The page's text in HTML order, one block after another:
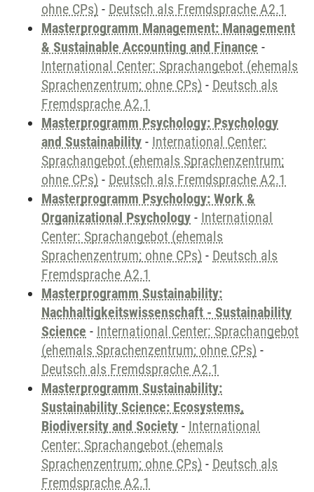
ohne CPs) - Deutsch als Fremdsprache A2.1
Masterprogramm Management: Management
& Sustainable Accounting and Finance -
International Center: Sprachangebot (ehemals
Sprachenzentrum; ohne CPs) - Deutsch als
Fremdsprache A2.1
Masterprogramm Psychology: Psychology
and Sustainability - International Center:
Sprachangebot (ehemals Sprachenzentrum;
ohne CPs) - Deutsch als Fremdsprache A2.1
Masterprogramm Psychology: Work &
Organizational Psychology - International
Center: Sprachangebot (ehemals
Sprachenzentrum; ohne CPs) - Deutsch als
Fremdsprache A2.1
Masterprogramm Sustainability:
Nachhaltigkeitswissenschaft - Sustainability
Science - International Center: Sprachangebot
(ehemals Sprachenzentrum; ohne CPs) -
Deutsch als Fremdsprache A2.1
Masterprogramm Sustainability:
Sustainability Science: Ecosystems,
Biodiversity and Society - International
Center: Sprachangebot (ehemals
Sprachenzentrum; ohne CPs) - Deutsch als
Fremdsprache A2.1